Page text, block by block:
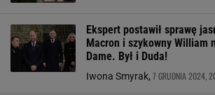
Ekspert postawił sprawę
Macron i szykowny William
Dame. Był i Duda!
Iwona Smyrak, 7 GRUDNIA 2024,